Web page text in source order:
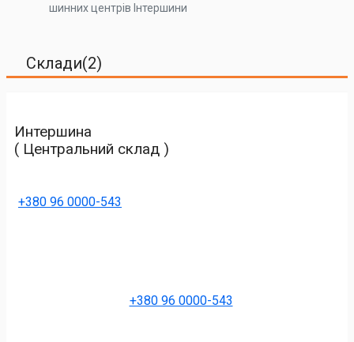
шинних центрів Інтершини
Склади(2)
Интершина
( Центральний склад )
+380 96 0000-543
+380 96 0000-543